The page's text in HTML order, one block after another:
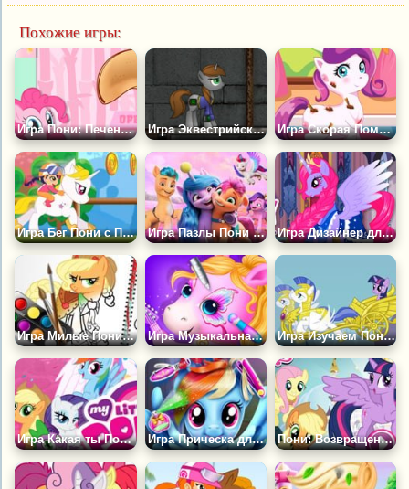
Похожие игры:
Игра Пони: Печенье Удачи Игра Эквестрийская Пустошь Игра Скорая Помощь для Пони
Игра Бег Пони с Препятствиями Игра Пазлы Пони Новое Поколение Игра Дизайнер для Пони
Игра Милые Пони: Книга Раскрасок Игра Музыкальная Группа Сестры Пони Игра Изучаем Понивиль
Игра Какая ты Пони? Игра Прическа для Радуги Дэш Пони: Возвращение Элементов Магии